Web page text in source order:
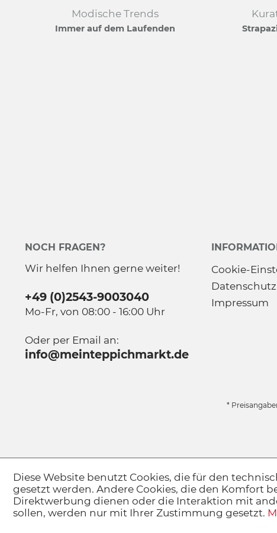
Modische Trends
Immer auf dem Laufenden
NOCH FRAGEN?
Wir helfen Ihnen gerne weiter!
+49 (0)2543-9003040
Mo-Fr, von 08:00 - 16:00 Uhr
Oder per Email an:
info@meinteppichmarkt.de
Cookie-
Datenschutz
Impressum
*
Diese Website benutzt Cookies, die für den
gesetzt werden. Andere Cookies, die den Komfort
Direktwerbung dienen oder die Interaktion mit
sollen, werden nur mit Ihrer Zustimmung gesetzt.